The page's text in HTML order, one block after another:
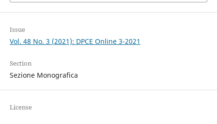
Issue
Vol. 48 No. 3 (2021): DPCE Online 3-2021
Section
Sezione Monografica
License